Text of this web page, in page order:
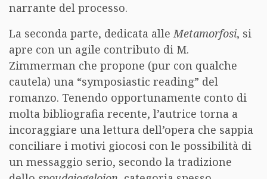
narrante del processo.
La seconda parte, dedicata alleMetamorfosi, si
apre con un agile contributo di M.
Zimmerman che propone (pur con qualche
cautela) una “symposiastic reading” del
romanzo. Tenendo opportunamente conto di
molta bibliografia recente, l’autrice torna a
incoraggiare una lettura dell’opera che sappia
conciliare i motivi giocosi con le possibilità di
un messaggio serio, secondo la tradizione